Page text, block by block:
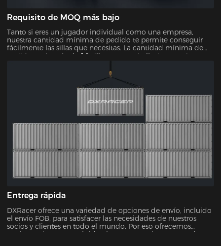
Requisito de MOQ más bajo
Tanto si eres un jugador individual como una empresa,
nuestra cantidad mínima de pedido te permite conseguir
fácilmente las sillas que necesitas. La cantidad mínima de
pedido es de más de 10 sillas gamer, sin límite superior.
Entrega rápida
DXRacer ofrece una variedad de opciones de envío, incluido
el envío FOB, para satisfacer las necesidades de nuestros
socios y clientes en todo el mundo. Por eso ofrecemos
opciones de entrega rápidas, lo que garantiza que pueda